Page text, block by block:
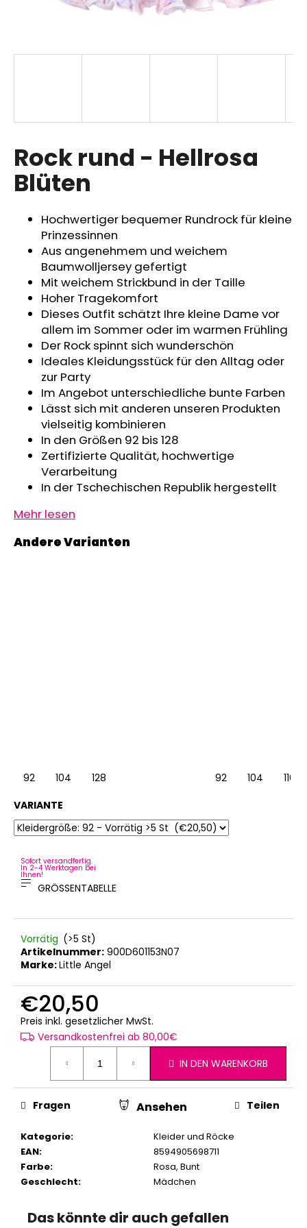
Rock rund - Hellrosa
Blüten
Hochwertiger bequemer Rundrock für kleine
Prinzessinnen
Aus angenehmem und weichem
Baumwolljersey gefertigt
Mit weichem Strickbund in der Taille
Hoher Tragekomfort
Dieses Outfit schätzt Ihre kleine Dame vor
allem im Sommer oder im warmen Frühling
Der Rock spinnt sich wunderschön
Ideales Kleidungsstück für den Alltag oder
zur Party
Im Angebot unterschiedliche bunte Farben
Lässt sich mit anderen unseren Produkten
vielseitig kombinieren
In den Größen 92 bis 128
Zertifizierte Qualität, hochwertige
Verarbeitung
In der Tschechischen Republik hergestellt
Mehr lesen
92 104 128 92 104
116
VARIANTE
Sofort versandfertig.
In 2-4 Werktagen bei
Ihnen!
GRÖSSENTABELLE
Vorrätig (>5 St)
Artikelnummer: 900D601153N07
Marke:Little Angel
€20,50
Preis inkl. gesetzlicher MwSt.
Versandkostenfrei ab 80,00€
IN DEN WARENKORB
Kategorie:
Kleider und Röcke
EAN:
8594905698711
Farbe: Rosa, Bunt
Geschlecht: Mädchen
Fragen Ansehen Teilen
Das könnte dir auch gefallen
SUCHEN
i
e
m
p
KINDERWAGENUNTERLAGE
OUTLAST®
GRAU
MELIERT
€43,35